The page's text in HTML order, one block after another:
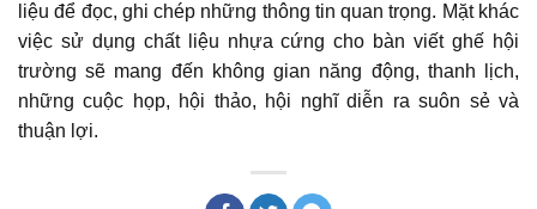
liệu để đọc, ghi chép những thông tin quan trọng. Mặt khác
việc sử dụng chất liệu nhựa cứng cho bàn viết ghế hội
trường sẽ mang đến không gian năng động, thanh lịch,
những cuộc họp, hội thảo, hội nghĩ diễn ra suôn sẻ và
thuận lợi.